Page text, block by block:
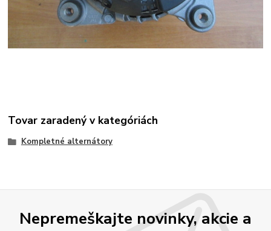
Tovar zaradený v kategóriách
Kompletné alternátory
Nepremeškajte novinky, akcie a